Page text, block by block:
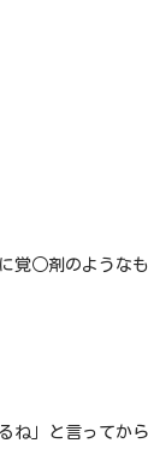
覚○剤のような
ね」と言ってか